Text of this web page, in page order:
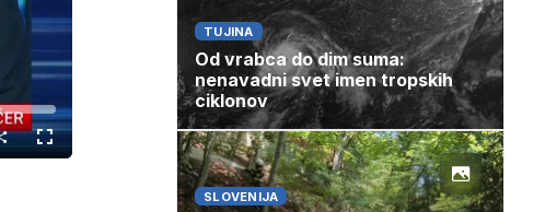
Celozaslonski
način
TUJINA
Od vrabca do dim suma:
nenavadni svet imen tropskih
ciklonov
SLOVENIJA